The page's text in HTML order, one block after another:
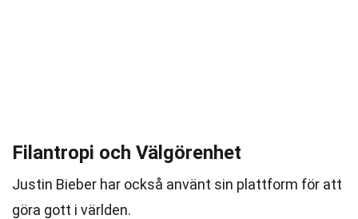
Filantropi och Välgörenhet
Justin Bieber har också använt sin plattform för att
göra gott i världen.